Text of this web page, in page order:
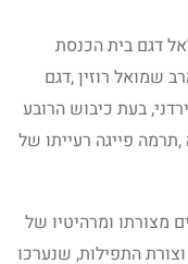
בצלאל דגם בית הכנסת
בידי האומן הרב שמואל רוזין ,דגם
בעת כיבוש הרובע
פייגה רעייתו של
מצורתו ומרהיטיו של
התפילות, שנערכו